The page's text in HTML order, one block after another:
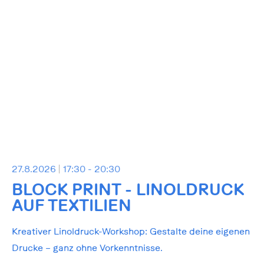
27.8.2026 17:30 - 20:30
BLOCK PRINT - LINOLDRUCK
AUF TEXTILIEN
Kreativer Linoldruck-Workshop: Gestalte deine eigenen
Drucke – ganz ohne Vorkenntnisse.